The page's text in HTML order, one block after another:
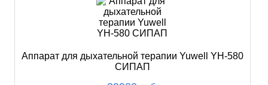
Аппарат для дыхательной терапии Yuwell YH-580
СИПАП